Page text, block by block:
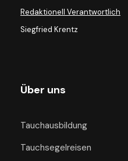
Redaktionell Verantwortlich
Siegfried Krentz
Über uns
Tauchausbildung
Tauchsegelreisen